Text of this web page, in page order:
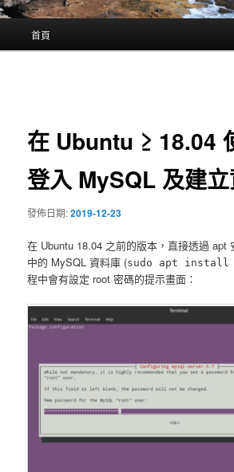
首頁
在 Ubuntu ≥ 18.04
登入 MySQL 及建
發佈日期:2019-12-23
在 Ubuntu 18.04 之前的版本，直接透過 apt
中的 MySQL 資料庫 (sudo apt install
程中會有設定 root 密碼的提示畫面：